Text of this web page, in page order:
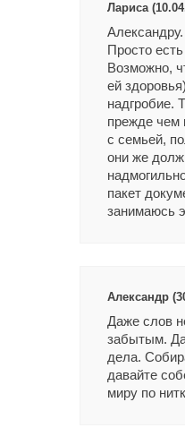
Лариса
Просто
Возможно,
ей
надгробие.
прежде чем
с семьей,
они же
пакет
занимаюсь
Александр
Даже слов
забытым.
дела.
давайте
миру по